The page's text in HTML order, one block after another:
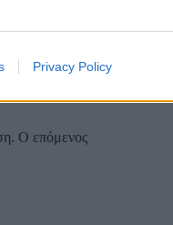
Privacy Policy
Ο επόμενος